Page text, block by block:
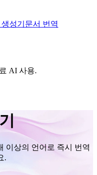
성기 문서 번역
AI 사용.
이상의 언어로 즉시 번역
.